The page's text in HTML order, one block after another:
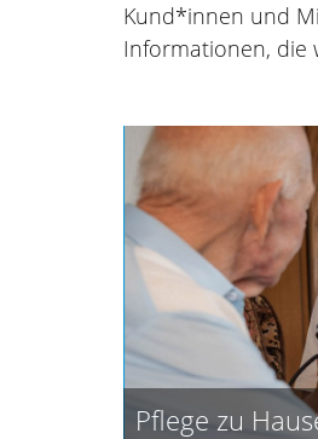
Kund*innen und
Informationen, die
Pflege zu